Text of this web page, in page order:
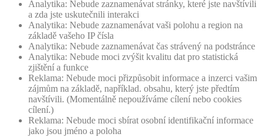
Analytika: Nebude zaznamenávat stránky, které jste navštívili
a zda jste uskutečnili interakci
Analytika: Nebude zaznamenávat vaši polohu a region na
základě vašeho IP čísla
Analytika: Nebude zaznamenávat čas strávený na podstránce
Analytika: Nebude moci zvýšit kvalitu dat pro statistická
zjištění a funkce
Reklama: Nebude moci přizpůsobit informace a inzerci vašim
zájmům na základě, například. obsahu, který jste předtím
navštívili. (Momentálně nepoužíváme cílení nebo cookies
cílení.)
Reklama: Nebude moci sbírat osobní identifikační informace
jako jsou jméno a poloha